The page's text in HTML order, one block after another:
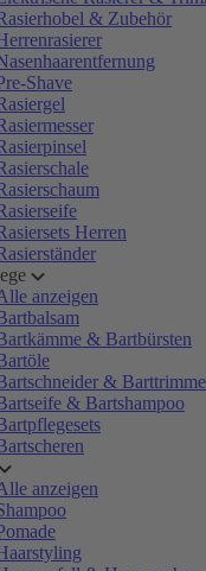
& Zubehör
Shave
Herren
anzeigen
& Bartbürsten
&
& Bartshampoo
anzeigen